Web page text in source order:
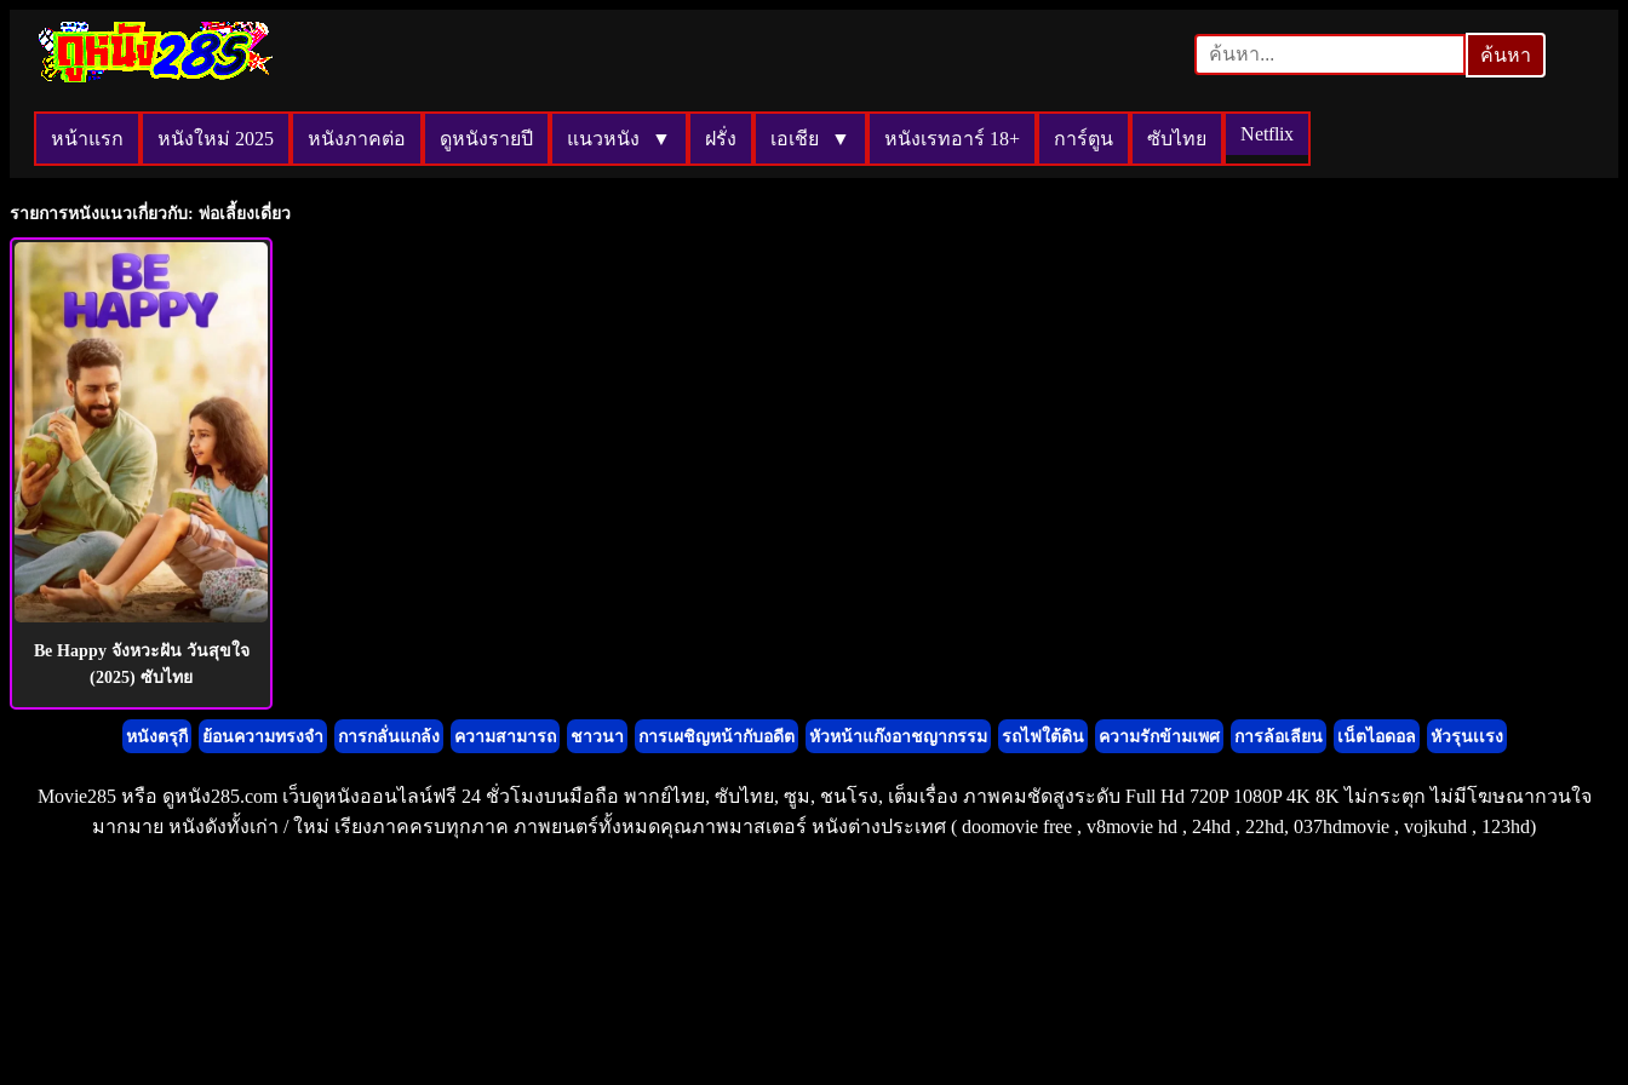
ค้นหา
หน้าแรก หนังใหม่ 2025 หนังภาคต่อ ดูหนังรายปี แนวหนัง ฝรั่ง เอเชีย หนังเรทอาร์ 18+ การ์ตูน ซับไทย Netflix
รายการหนังแนวเกี่ยวกับ: พ่อเลี้ยงเดี่ยว
Be Happy จังหวะฝัน วันสุขใจ
(2025) ซับไทย
หนังตรุกี ย้อนความทรงจำ การกลั่นแกล้ง ความสามารถ ชาวนา การเผชิญหน้ากับอดีต หัวหน้าแก๊งอาชญากรรม รถไฟใต้ดิน ความรักข้ามเพศ การล้อเลียน เน็ตไอดอล หัวรุนเเรง
Movie285 หรือ ดูหนัง285.com เว็บดูหนังออนไลน์ฟรี 24 ชั่วโมงบนมือถือ พากย์ไทย, ซับไทย, ซูม, ชนโรง, เต็มเรื่อง ภาพคมชัดสูงระดับ Full Hd 720P 1080P 4K 8K ไม่กระตุก ไม่มีโฆษณากวนใจ
มากมาย หนังดังทั้งเก่า / ใหม่ เรียงภาคครบทุกภาค ภาพยนตร์ทั้งหมดคุณภาพมาสเตอร์ หนังต่างประเทศ ( doomovie free , v8movie hd , 24hd , 22hd, 037hdmovie , vojkuhd , 123hd)